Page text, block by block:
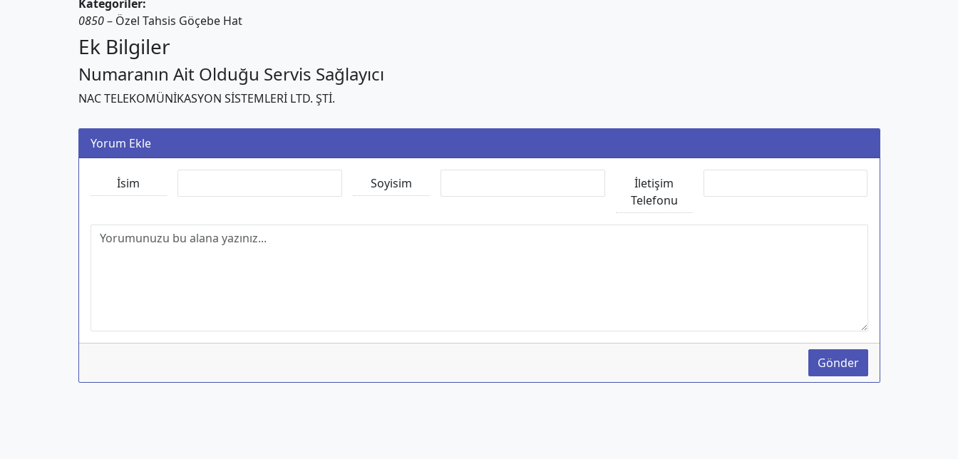
Kategoriler:
0850– Özel Tahsis Göçebe Hat
Ek Bilgiler
Numaranın Ait Olduğu Servis Sağlayıcı
NAC TELEKOMÜNİKASYON SİSTEMLERİ LTD. ŞTİ.
Yorum Ekle
İsim Soyisim
İletişim
Telefonu
Gönder